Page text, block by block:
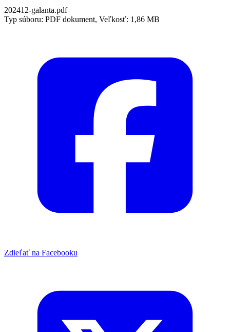
202412-galanta.pdf
Typ súboru: PDF dokument, Veľkosť: 1,86 MB
Zdieľať na Facebooku